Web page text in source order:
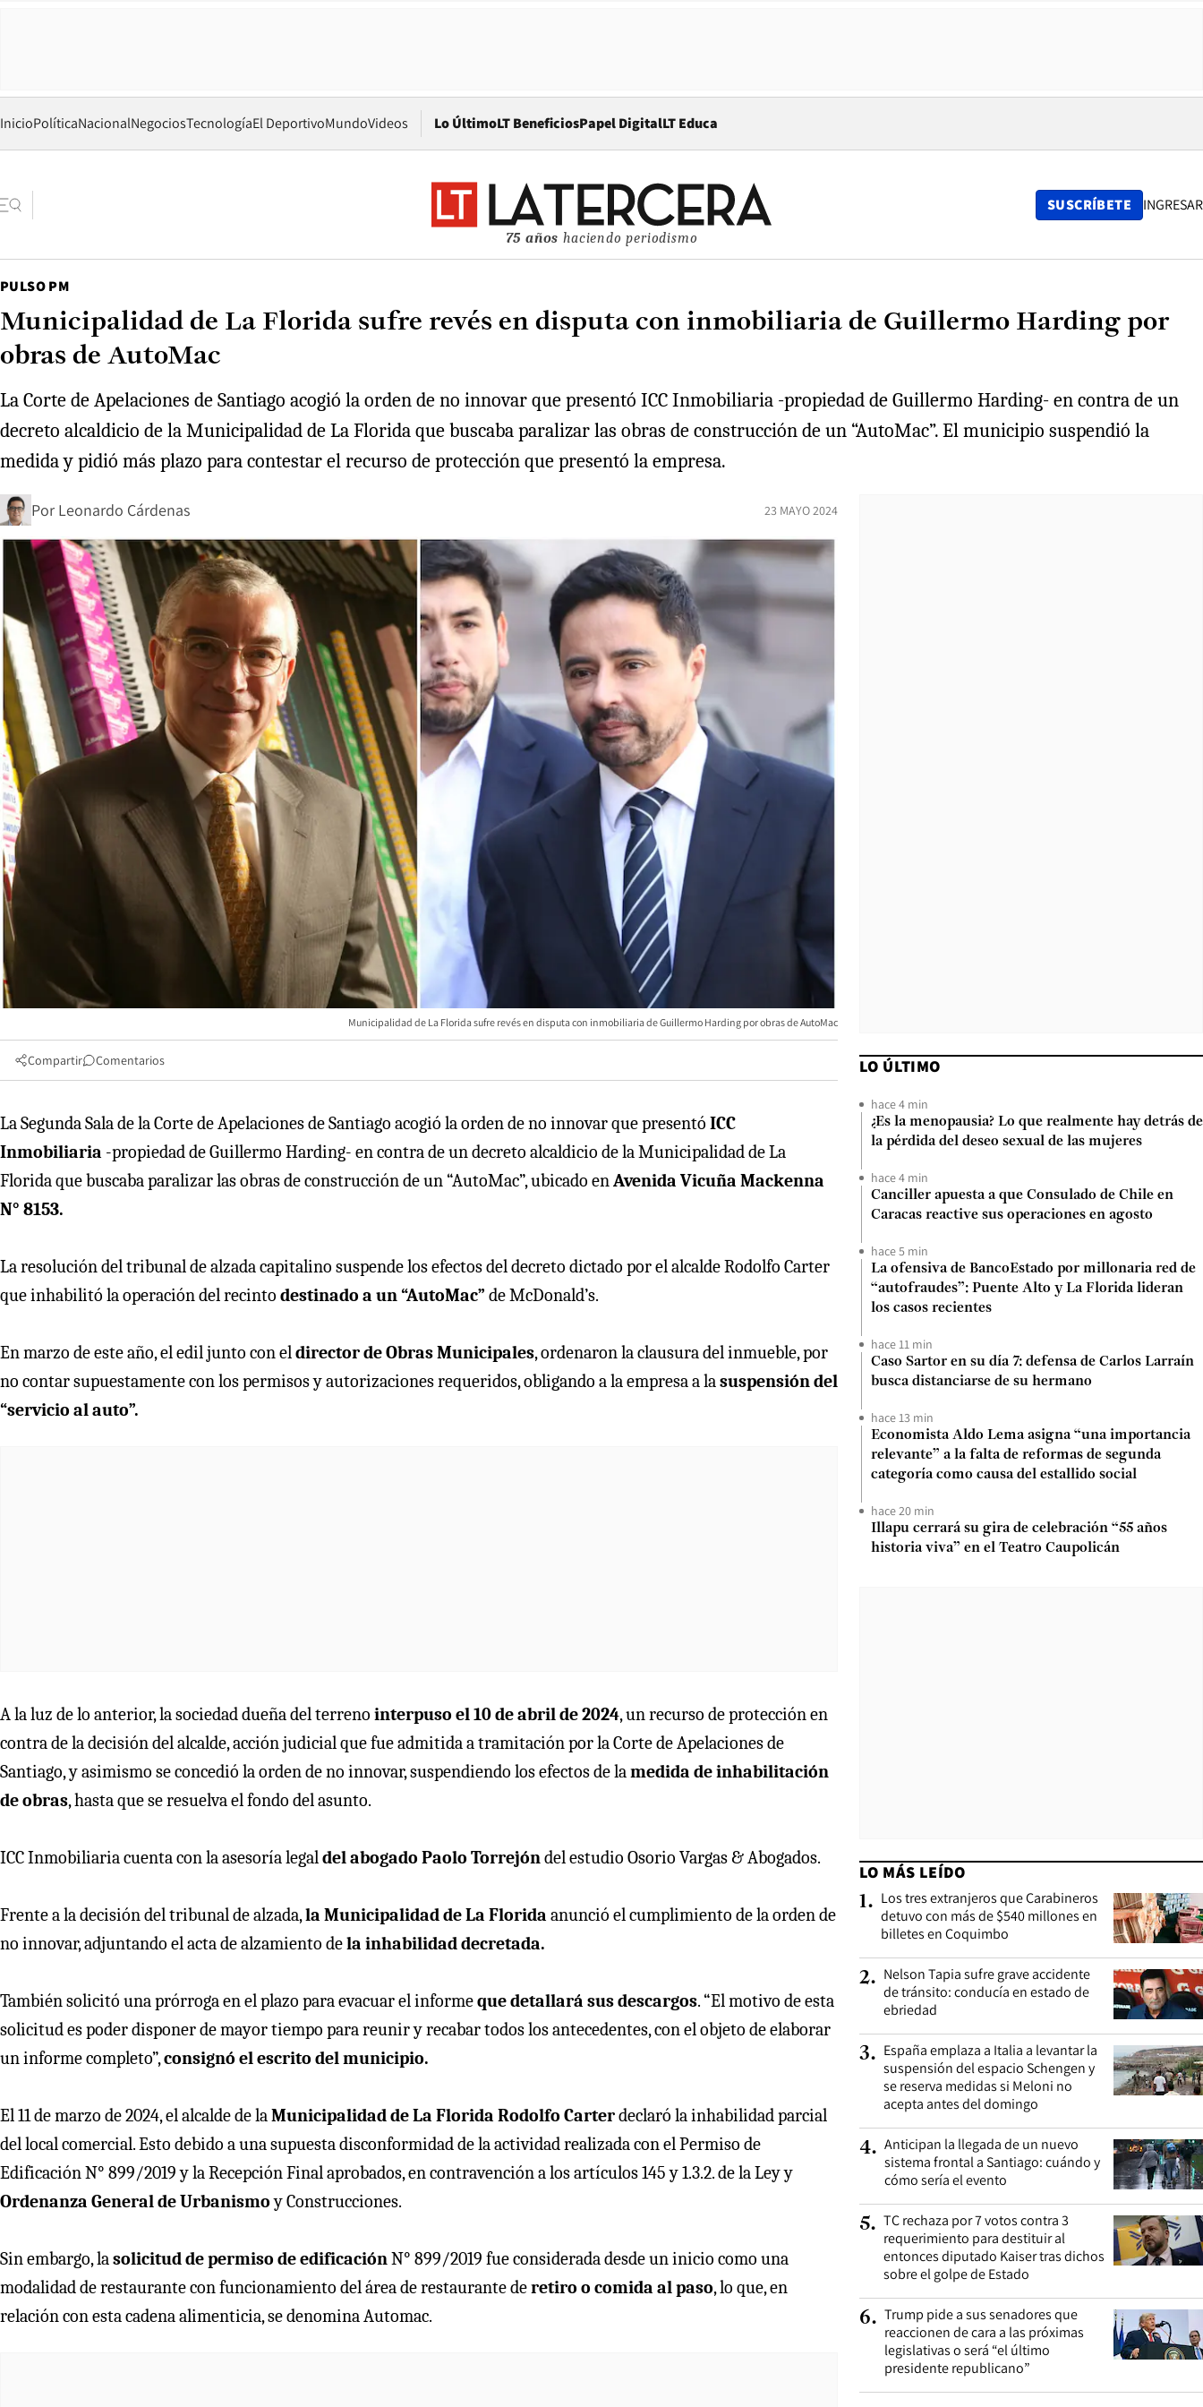
InicioPolíticaNacionalNegociosTecnologíaEl DeportivoMundoVideos Lo ÚltimoLT BeneficiosPapel DigitalOpens in new window
LT Educa
75 años haciendo periodismo
SUSCRÍBETE INGRESAR
PULSO PM
Municipalidad de La Florida sufre revés en disputa con inmobiliaria de Guillermo Harding por
obras de AutoMac
La Corte de Apelaciones de Santiago acogió la orden de no innovar que presentó ICC Inmobiliaria -propiedad de Guillermo Harding- en contra de un
decreto alcaldicio de la Municipalidad de La Florida que buscaba paralizar las obras de construcción de un “AutoMac”. El municipio suspendió la
medida y pidió más plazo para contestar el recurso de protección que presentó la empresa.
Por Leonardo Cárdenas 23 MAYO 2024
Municipalidad de La Florida sufre revés en disputa con inmobiliaria de Guillermo Harding por obras de AutoMac
Compartir Comentarios
La Segunda Sala de la Corte de Apelaciones de Santiago acogió la orden de no innovar que presentó ICC
Inmobiliaria -propiedad de Guillermo Harding- en contra de un decreto alcaldicio de la Municipalidad de La
Florida que buscaba paralizar las obras de construcción de un “AutoMac”, ubicado enAvenida Vicuña Mackenna
N° 8153.
La resolución del tribunal de alzada capitalino suspende los efectos del decreto dictado por el alcalde Rodolfo Carter
que inhabilitó la operación del recinto destinado a un “AutoMac” de McDonald’s.
En marzo de este año, el edil junto con eldirector de Obras Municipales, ordenaron la clausura del inmueble, por
no contar supuestamente con los permisos y autorizaciones requeridos, obligando a la empresa a lasuspensión del
“servicio al auto”.
A la luz de lo anterior, la sociedad dueña del terreno interpuso el 10 de abril de 2024, un recurso de protección en
contra de la decisión del alcalde, acción judicial que fue admitida a tramitación por la Corte de Apelaciones de
Santiago, y asimismo se concedió la orden de no innovar, suspendiendo los efectos de lamedida de inhabilitación
de obras, hasta que se resuelva el fondo del asunto.
ICC Inmobiliaria cuenta con la asesoría legaldel abogado Paolo Torrejóndel estudio Osorio Vargas & Abogados.
Frente a la decisión del tribunal de alzada,la Municipalidad de La Florida anunció el cumplimiento de la orden de
no innovar, adjuntando el acta de alzamiento dela inhabilidad decretada.
También solicitó una prórroga en el plazo para evacuar el informeque detallará sus descargos. “El motivo de esta
solicitud es poder disponer de mayor tiempo para reunir y recabar todos los antecedentes, con el objeto de elaborar
un informe completo”,consignó el escrito del municipio.
El 11 de marzo de 2024, el alcalde de laMunicipalidad de La Florida Rodolfo Carterdeclaró la inhabilidad parcial
del local comercial. Esto debido a una supuesta disconformidad de la actividad realizada con el Permiso de
Edificación N° 899/2019 y la Recepción Final aprobados, en contravención a los artículos 145 y 1.3.2. de la Ley y
Ordenanza General de Urbanismoy Construcciones.
Sin embargo, lasolicitud de permiso de edificaciónN° 899/2019 fue considerada desde un inicio como una
modalidad de restaurante con funcionamiento del área de restaurante deretiro o comida al paso, lo que, en
relación con esta cadena alimenticia, se denomina Automac.
LO ÚLTIMO
hace 4 min
¿Es la menopausia? Lo que realmente hay detrás de
la pérdida del deseo sexual de las mujeres
hace 4 min
Canciller apuesta a que Consulado de Chile en
Caracas reactive sus operaciones en agosto
hace 5 min
La ofensiva de BancoEstado por millonaria red de
“autofraudes”: Puente Alto y La Florida lideran
los casos recientes
hace 11 min
Caso Sartor en su día 7: defensa de Carlos Larraín
busca distanciarse de su hermano
hace 13 min
Economista Aldo Lema asigna “una importancia
relevante” a la falta de reformas de segunda
categoría como causa del estallido social
hace 20 min
Illapu cerrará su gira de celebración “55 años
historia viva” en el Teatro Caupolicán
LO MÁS LEÍDO
1. Los tres extranjeros que Carabineros
detuvo con más de $540 millones en
billetes en Coquimbo
2. Nelson Tapia sufre grave accidente
de tránsito: conducía en estado de
ebriedad
3. España emplaza a Italia a levantar la
suspensión del espacio Schengen y
se reserva medidas si Meloni no
acepta antes del domingo
4. Anticipan la llegada de un nuevo
sistema frontal a Santiago: cuándo y
cómo sería el evento
5. TC rechaza por 7 votos contra 3
requerimiento para destituir al
entonces diputado Kaiser tras dichos
sobre el golpe de Estado
6. Trump pide a sus senadores que
reaccionen de cara a las próximas
legislativas o será “el último
presidente republicano”